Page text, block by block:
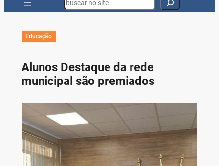
Educação
Alunos Destaque da rede
municipal são premiados